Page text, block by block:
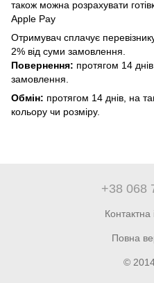
також можна розрахувати
Apple Pay
Отримувач сплачує
2% від суми замовлення.
Повернення: протягом 14
замовлення.
Обмін: протягом 14 днів, на
кольору чи розміру.
+38 068
Повна
©